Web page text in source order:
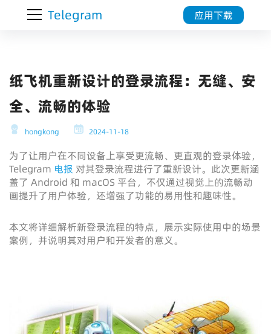
Telegram 应用下载
纸飞机重新设计的登录流程：无缝、安
全、流畅的体验
hongkong 2024-11-18
为了让用户在不同设备上享受更流畅、更直观的登录体验，
Telegram 电报 对其登录流程进行了重新设计。此次更新涵
盖了 Android 和 macOS 平台，不仅通过视觉上的流畅动
画提升了用户体验，还增强了功能的易用性和趣味性。
本文将详细解析新登录流程的特点，展示实际使用中的场景
案例，并说明其对用户和开发者的意义。